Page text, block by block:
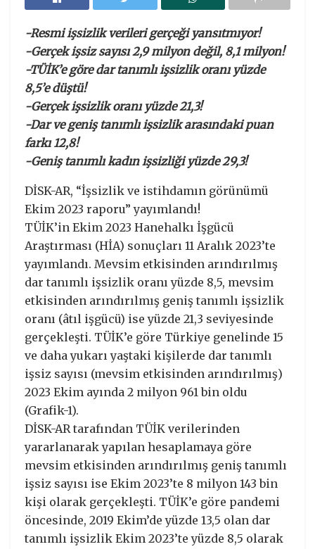
-Resmi işsizlik verileri gerçeği yansıtmıyor!
-Gerçek işsiz sayısı 2,9 milyon değil, 8,1 milyon!
-TÜİK’e göre dar tanımlı işsizlik oranı yüzde
8,5’e düştü!
-Gerçek işsizlik oranı yüzde 21,3!
-Dar ve geniş tanımlı işsizlik arasındaki puan
farkı 12,8!
-Geniş tanımlı kadın işsizliği yüzde 29,3!
DİSK-AR, “İşsizlik ve istihdamın görünümü
Ekim 2023 raporu” yayımlandı!
TÜİK’in Ekim 2023 Hanehalkı İşgücü
Araştırması (HİA) sonuçları 11 Aralık 2023’te
yayımlandı. Mevsim etkisinden arındırılmış
dar tanımlı işsizlik oranı yüzde 8,5, mevsim
etkisinden arındırılmış geniş tanımlı işsizlik
oranı (âtıl işgücü) ise yüzde 21,3 seviyesinde
gerçekleşti. TÜİK’e göre Türkiye genelinde 15
ve daha yukarı yaştaki kişilerde dar tanımlı
işsiz sayısı (mevsim etkisinden arındırılmış)
2023 Ekim ayında 2 milyon 961 bin oldu
(Grafik-1).
DİSK-AR tarafından TÜİK verilerinden
yararlanarak yapılan hesaplamaya göre
mevsim etkisinden arındırılmış geniş tanımlı
işsiz sayısı ise Ekim 2023’te 8 milyon 143 bin
kişi olarak gerçekleşti. TÜİK’e göre pandemi
öncesinde, 2019 Ekim’de yüzde 13,5 olan dar
tanımlı işsizlik Ekim 2023’te yüzde 8,5 olarak